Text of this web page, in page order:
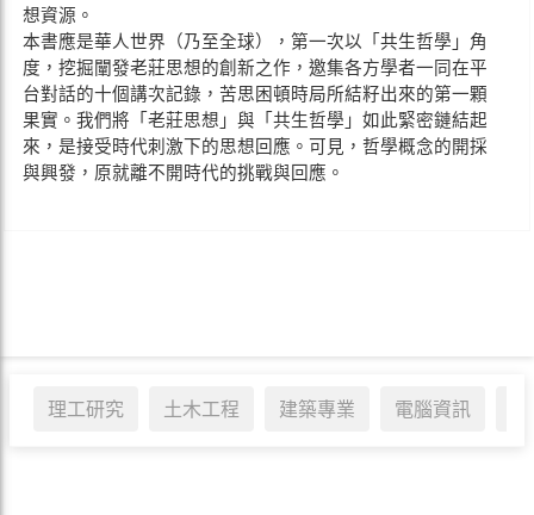
理工研究 土木工程 建築專業 電腦資訊
想資源。
本書應是華人世界（乃至全球），第一次以「共生哲學」角
度，挖掘闡發老莊思想的創新之作，邀集各方學者一同在平
台對話的十個講次記錄，苦思困頓時局所結籽出來的第一顆
果實。我們將「老莊思想」與「共生哲學」如此緊密鏈結起
來，是接受時代刺激下的思想回應。可見，哲學概念的開採
與興發，原就離不開時代的挑戰與回應。